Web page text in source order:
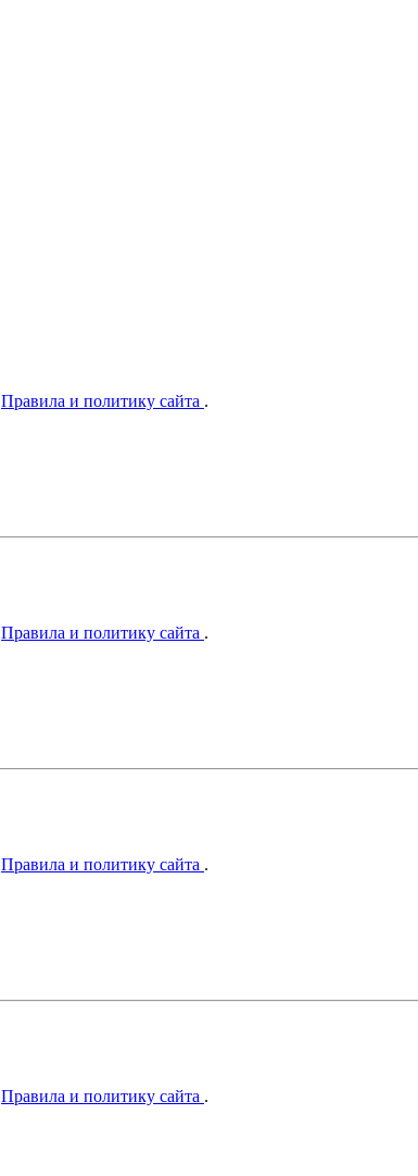
Правила и политику сайта .
Правила и политику сайта .
Правила и политику сайта .
Правила и политику сайта .